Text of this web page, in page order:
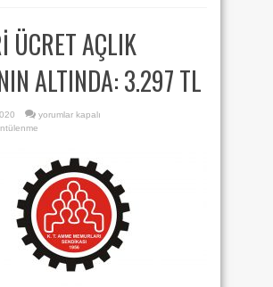
ÜCRET AÇLIK
ALTINDA: 3.297 TL
ASGARİ
3.297
TL
için
yorumlar kapalı